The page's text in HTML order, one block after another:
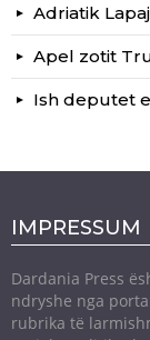
Adriatik
Apel zotit
Ish deputet
IMPRESSUM
Dardania Press
ndryshe nga
rubrika të